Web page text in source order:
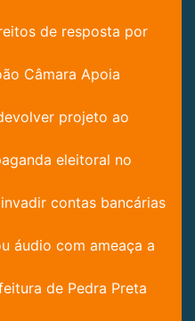
de resposta por
Câmara Apoia
projeto ao
eleitoral no
contas bancárias
áudio com ameaça a
de Pedra Preta